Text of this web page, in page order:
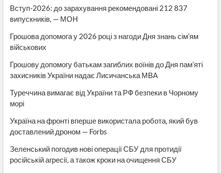
Вступ-2026: до зарахування рекомендовані 212 837
випускників, — МОН
Грошова допомога у 2026 році з нагоди Дня знань сім’ям
військових
Грошову допомогу батькам загиблих воїнів до Дня пам’яті
захисників України надає Лисичанська МВА
Туреччина вимагає від України та РФ безпеки в Чорному
морі
Україна на фронті вперше використала робота, який був
доставлений дроном — Forbs
Зеленський погодив нові операції СБУ для протидії
російській агресії, а також кроки на очищення СБУ